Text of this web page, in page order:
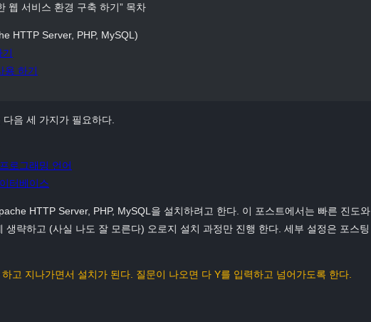
웹 서비스 환경 구축 하기” 목차
HTTP Server, PHP, MySQL)
용 하기
음 세 가지가 필요하다.
로그래밍 언어
터베이스
HTTP Server, PHP, MySQL을 설치하려고 한다. 이 포스트에서는 빠른 진도와
략하고 (사실 나도 잘 모른다) 오로지 설치 과정만 진행 한다. 세부 설정은 포스팅
고 지나가면서 설치가 된다. 질문이 나오면 다 Y를 입력하고 넘어가도록 한다.